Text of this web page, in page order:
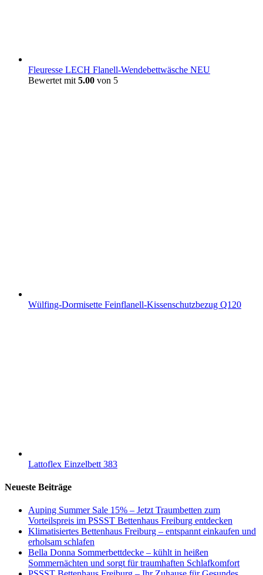
Fleuresse LECH Flanell-Wendebettwäsche NEU
Bewertet mit 5.00 von 5
Wülfing-Dormisette Feinflanell-Kissenschutzbezug Q120
Lattoflex Einzelbett 383
Neueste Beiträge
Auping Summer Sale 15% – Jetzt Traumbetten zum
Vorteilspreis im PSSST Bettenhaus Freiburg entdecken
Klimatisiertes Bettenhaus Freiburg – entspannt einkaufen und
erholsam schlafen
Bella Donna Sommerbettdecke – kühlt in heißen
Sommernächten und sorgt für traumhaften Schlafkomfort